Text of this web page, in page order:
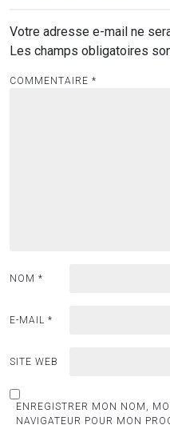
Votre adresse e-mail ne
Les champs obligatoires
COMMENTAIRE *
NOM *
E-MAIL *
SITE WEB
ENREGISTRER MON NOM,
NAVIGATEUR POUR MON